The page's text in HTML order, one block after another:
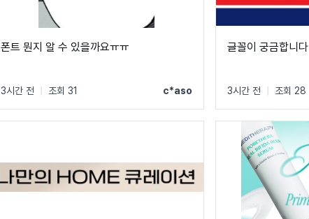
폰트 뭔지 알 수 있을까요ㅠㅠ
3시간 전 조회 31 c*aso
글꼴이 궁금합니다
3시간 전 조회 28